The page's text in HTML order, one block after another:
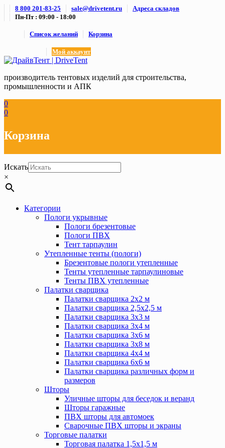
Skip8 800 201-83-25 sale@drivetent.ru
Адреса складов
Пн-Пт : 09:00 - 18:00
Список желаний Корзина
Мой аккаунт
производитель тентовых изделий для строительства,
промышленности и АПК
0
0
Корзина
Искать
×
Категории
Пологи укрывные
Пологи брезентовые
Пологи ПВХ
Тент тарпаулин
Утепленные тенты (пологи)
Брезентовые пологи утепленные
Тенты утепленные тарпаулиновые
Тенты ПВХ утепленные
Палатки сварщика
Палатки сварщика 2х2 м
Палатки сварщика 2,5х2,5 м
Палатки сварщика 3х3 м
Палатки сварщика 3х4 м
Палатки сварщика 3х6 м
Палатки сварщика 3х8 м
Палатки сварщика 4х4 м
Палатки сварщика 6х6 м
Палатки сварщика различных форм и
размеров
Шторы
Уличные шторы для беседок и веранд
Шторы гаражные
ПВХ шторы для автомоек
Сварочные ПВХ шторы и экраны
Торговые палатки
Торговая палатка 1,5х1,5 м